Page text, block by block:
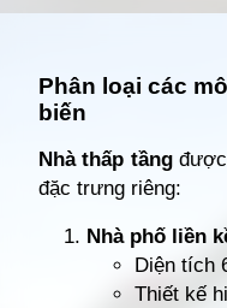
Phân loại các
biến
Nhà thấp tầngđược
đặc trưng riêng:
Nhà phố liền
Diện tích
Thiết kế